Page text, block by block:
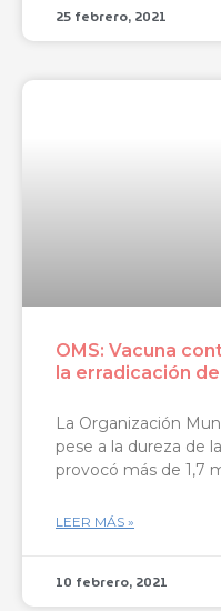
25 febrero, 2021
OMS: Vacuna
la erradicación
La Organización
pese a la dureza de
provocó más de 1,7
LEER MÁS »
10 febrero, 2021